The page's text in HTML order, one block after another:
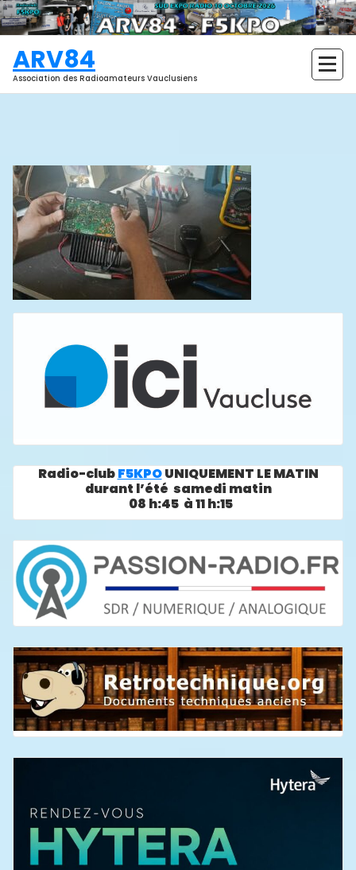
Aller
au
contenu
ARV84
Association des Radioamateurs Vauclusiens
Radio-clubF5KPOUNIQUEMENT LE MATIN
durant l’été samedi matin
08 h:45 à 11 h:15